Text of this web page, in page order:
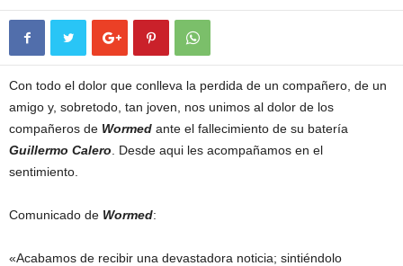
Con todo el dolor que conlleva la perdida de un compañero, de un
amigo y, sobretodo, tan joven, nos unimos al dolor de los
compañeros de Wormed ante el fallecimiento de su batería
Guillermo Calero . Desde aqui les acompañamos en el
sentimiento.
Comunicado de Wormed:
«Acabamos de recibir una devastadora noticia; sintiéndolo